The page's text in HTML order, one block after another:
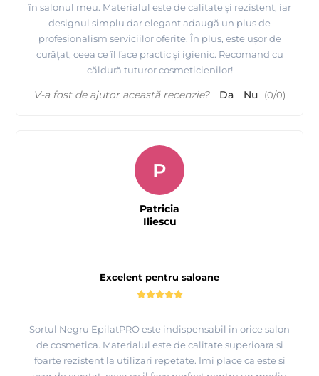
în salonul meu. Materialul este de calitate și rezistent, iar
designul simplu dar elegant adaugă un plus de
profesionalism serviciilor oferite. În plus, este ușor de
curățat, ceea ce îl face practic și igienic. Recomand cu
căldură tuturor cosmeticienilor!
V-a fost de ajutor această recenzie? Da Nu (0/0)
Excelent pentru saloane
Sortul Negru EpilatPRO este indispensabil in orice salon
de cosmetica. Materialul este de calitate superioara si
foarte rezistent la utilizari repetate. Imi place ca este si
P
Patricia
Iliescu